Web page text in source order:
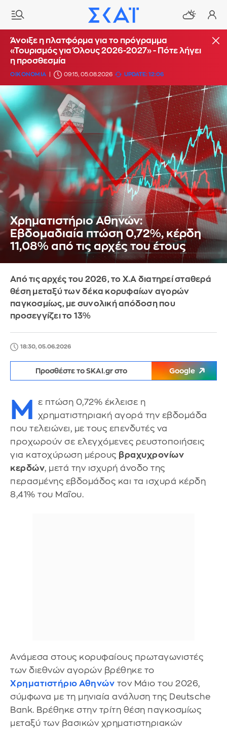
Άνοιξε η πλατφόρμα για το πρόγραμμα
«Τουρισμός για Όλους 2026-2027» - Πότε λήγει
η προσθεσμία
ΟΙΚΟΝΟΜΙΑ 09:15, 05.08.2026 UPDATE: 12:06
Χρηματιστήριο Αθηνών:
Εβδομαδιαία πτώση 0,72%, κέρδη
11,08% από τις αρχές του έτους
Από τις αρχές του 2026, το Χ.Α διατηρεί σταθερά
θέση μεταξύ των δέκα κορυφαίων αγορών
παγκοσμίως, με συνολική απόδοση που
προσεγγίζει το 13%
18:30, 05.06.2026
Προσθέστε το SKAI.gr στο Google
Μ
ε πτώση 0,72% έκλεισε η
χρηματιστηριακή αγορά την εβδομάδα
που τελειώνει, με τους επενδυτές να
προχωρούν σε ελεγχόμενες ρευστοποιήσεις
για κατοχύρωση μέρους βραχυχρονίων
κερδών, μετά την ισχυρή άνοδο της
περασμένης εβδομάδος και τα ισχυρά κέρδη
8,41% του Μαΐου.
Ανάμεσα στους κορυφαίους πρωταγωνιστές
των διεθνών αγορών βρέθηκε το
Χρηματιστήριο Αθηνών τον Μάιο του 2026,
σύμφωνα με τη μηνιαία ανάλυση της Deutsche
Bank. Βρέθηκε στην τρίτη θέση παγκοσμίως
μεταξύ των βασικών χρηματιστηριακών